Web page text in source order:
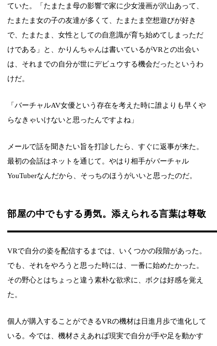
ていた。「たまたま母の影響で家に少女漫画が沢山あって、
たまたま女の子の友達が多くて、たまたま空想遊びが好き
で、たまたま、女性としての自意識が育ち始めてしまっただ
けである」と、かりんちゃんは書いているがVRとの出会い
は、それまでの自分が世にデビュウする機会だったというわ
けだ。
「バーチャルAV女優という存在を考えた時に誰よりも早くや
らなきゃいけないと思ったんですよね」
メールで話を聞きたい旨を打診したら、すぐに返事が来た。
最初の会話はネットを通じて。やはり相手がバーチャル
YouTuberなんだから、そっちのほうがいいと思ったのだ。
部屋の中でもする勇気。添えられる言葉は尊敬
VRで自分の姿を配信するまでは、いくつかの段階があった。
でも、それをやろうと思った時には、一番に始めたかった。
その野心とはちょっと違う素朴な欲求に、ボクは好感を覚え
た。
個人が購入することができるVRの機材は日進月歩で進化して
いる。今では、機材さえあれば現実で自分が手や足を動かす